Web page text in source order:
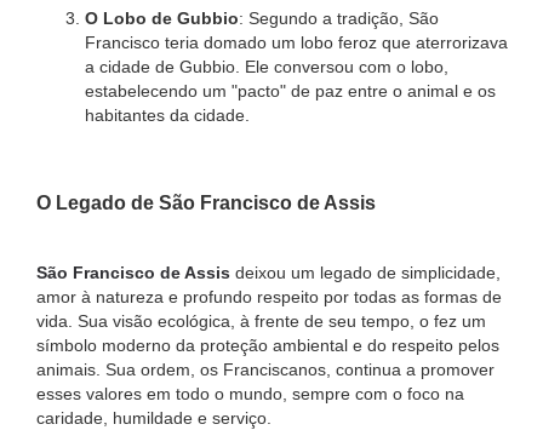
O Lobo de Gubbio: Segundo a tradição, São
Francisco teria domado um lobo feroz que aterrorizava
a cidade de Gubbio. Ele conversou com o lobo,
estabelecendo um "pacto" de paz entre o animal e os
habitantes da cidade.
O Legado de São Francisco de Assis
São Francisco de Assis deixou um legado de simplicidade,
amor à natureza e profundo respeito por todas as formas de
vida. Sua visão ecológica, à frente de seu tempo, o fez um
símbolo moderno da proteção ambiental e do respeito pelos
animais. Sua ordem, os Franciscanos, continua a promover
esses valores em todo o mundo, sempre com o foco na
caridade, humildade e serviço.